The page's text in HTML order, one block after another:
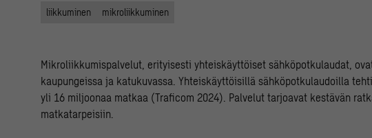
liikkuminen mikroliikkuminen
Mikroliikkumispalvelut, erityisesti yhteiskäyttöiset sähköpotkulaudat,
kaupungeissa ja katukuvassa. Yhteiskäyttöisillä sähköpotkulaudoilla
yli 16 miljoonaa matkaa (Traficom 2024). Palvelut tarjoavat kestävän
matkatarpeisiin.